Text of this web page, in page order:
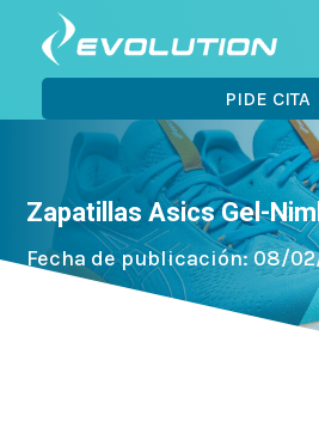
PIDE CITA
Zapatillas Asics Gel-
Fecha de publicación: 08/